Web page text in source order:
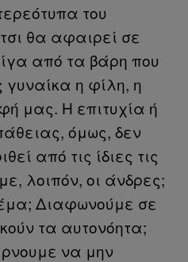
του
θα αφαιρεί σε
από τα βάρη που
γυναίκα η φίλη, η
μας. Η επιτυχία ή
όμως, δεν
από τις ίδιες τις
λοιπόν, οι άνδρες;
Διαφωνούμε σε
τα αυτονόητα;
να μην